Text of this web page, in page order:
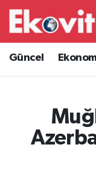
Güncel
Güncel
Ekonomi
Borsa
İş Dünyası
Hava
Trafik
Süper Lig
Tüm
Son Dakika